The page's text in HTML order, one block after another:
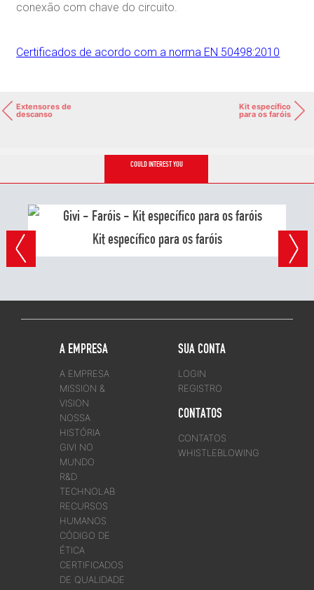
conexão com chave do circuito.
Certificados de acordo com a norma EN 50498:2010
Extensores de
descanso
Kit específico
para os faróis
COULD INTEREST YOU
Kit específico para os faróis
A EMPRESA
A EMPRESA
MISSION &
VISION
NOSSA
HISTÓRIA
GIVI NO
MUNDO
R&D
TECHNOLAB
RECURSOS
HUMANOS
CÓDIGO DE
ÉTICA
CERTIFICADOS
DE QUALIDADE
SUA CONTA
LOGIN
REGISTRO
CONTATOS
CONTATOS
WHISTLEBLOWING